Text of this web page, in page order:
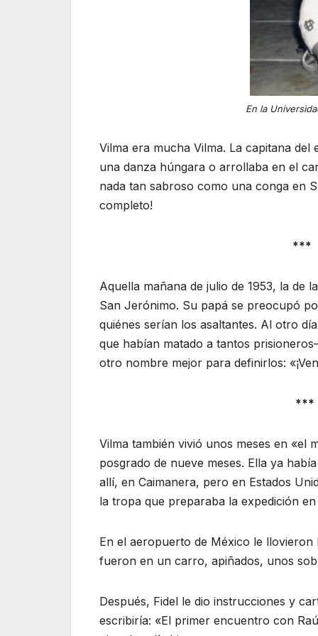
En la
Vilma era mucha Vilma. La capitana
una danza húngara o arrollaba en el
nada tan sabroso como una conga en
completo!
***
Aquella mañana de julio de 1953, la de
San Jerónimo. Su papá se preocupó
quiénes serían los asaltantes. Al otro
que habían matado a tantos
otro nombre mejor para definirlos:
Vilma también vivió unos meses en «el
posgrado de nueve meses. Ella ya
allí, en Caimanera, pero en Estados
la tropa que preparaba la expedición
En el aeropuerto de México le
fueron en un carro, apiñados, unos
Después, Fidel le dio instrucciones y
escribiría: «El primer encuentro con